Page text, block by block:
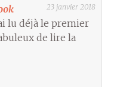
23 janvier 2018
lu déjà le premier
de lire la